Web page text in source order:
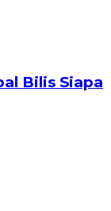
Bilis Siapa